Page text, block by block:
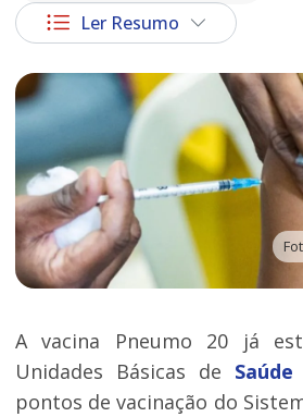
Ler Resumo
A vacina Pneumo 20 já
Unidades Básicas de Saúde
pontos de vacinação do